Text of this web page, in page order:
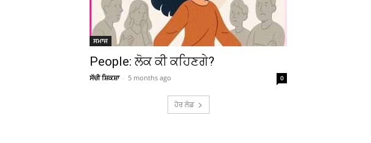
ਸਮਾਜ
People: ਲੋਕ ਕੀ ਕਹਿਣਗੇ?
ਸੱਚੀ ਸ਼ਿਕਸ਼ਾ - 5 months ago 0
ਹੋਰ ਲੋਡ